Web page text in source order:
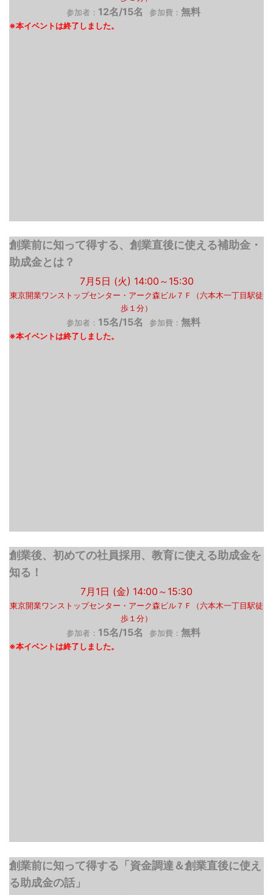
参加者： 12名/15名 参加費： 無料
創業前に知って得する、創業直後に使える補助金・
助成金とは？
7月5日 (火) 14:00～15:30
東京開業ワンストップセンター・アーク森ビル７Ｆ（六本木一丁目駅徒
歩１分）
参加者： 15名/15名 参加費： 無料
創業後、初めての社員採用、教育に使える助成金を
知る！
7月1日 (金) 14:00～15:30
東京開業ワンストップセンター・アーク森ビル７Ｆ（六本木一丁目駅徒
歩１分）
参加者： 15名/15名 参加費： 無料
創業前に知って得する「資金調達＆創業直後に使え
る助成金の話」